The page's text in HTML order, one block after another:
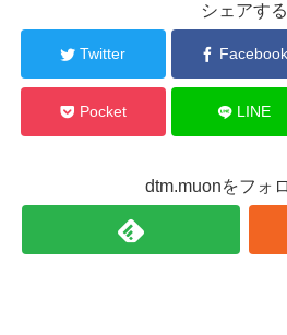
シェアする
Twitter Facebook
Pocket LINE
dtm.muonをフォ